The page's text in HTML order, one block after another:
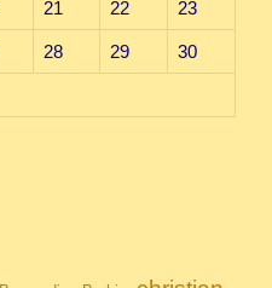
21 22 23
28 29 30